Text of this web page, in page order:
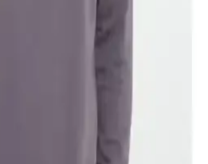
uyumlu erkek kemerleri detaylı
ve dayanıklılık açısından önemli
Deri Erkek Kemerleri
İçin Uygun
ve dayanıklılığıyla öne çıkar.
ideal olan bu kemerler, uzun ömürlü
vazgeçilmezi olur.